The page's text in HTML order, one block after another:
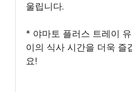
울립니다.
* 야마토 플러스 트레이
이의 식사 시간을 더욱 즐
요!